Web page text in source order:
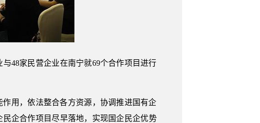
48家民营企业在南宁就69个合作项目进行
用，依法整合各方资源，协调推进国有企
企合作项目尽早落地，实现国企民企优势